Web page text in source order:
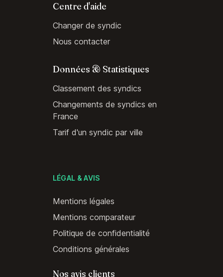
Centre d'aide
Changer de syndic
Nous contacter
Données & Statistiques
Classement des syndics
Changements de syndics en
France
Tarif d'un syndic par ville
LÉGAL & AVIS
Mentions légales
Mentions comparateur
Politique de confidentialité
Conditions générales
Nos avis clients